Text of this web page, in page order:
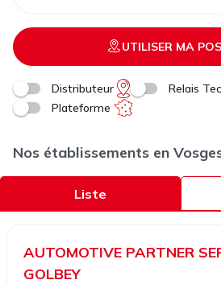
UTILISER MA
Distributeur
Relais
Plateforme
Nos établissements en
Liste
AUTOMOTIVE PARTNER
GOLBEY